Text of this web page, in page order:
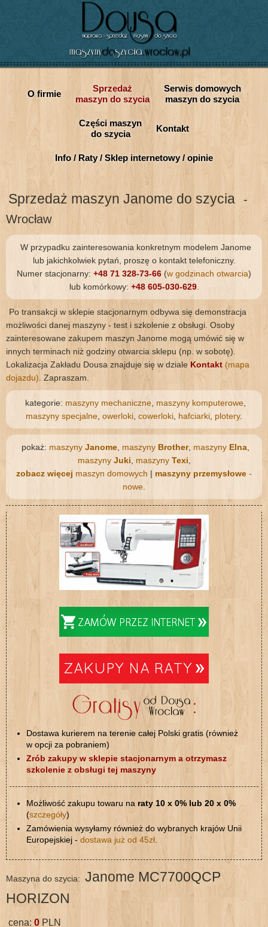
O firmie
Sprzedaż
maszyn do szycia
Serwis domowych
maszyn do szycia
Części maszyn
do szycia
Kontakt
Info / Raty / Sklep internetowy / opinie
Sprzedaż maszyn Janome do szycia
-
Wrocław
W przypadku zainteresowania konkretnym modelem Janome
lub jakichkolwiek pytań, proszę o kontakt telefoniczny.
Numer stacjonarny: +48 71 328-73-66 (w godzinach otwarcia)
lub komórkowy: +48 605-030-629.
Po transakcji w sklepie stacjonarnym odbywa się demonstracja
możliwości danej maszyny - test i szkolenie z obsługi. Osoby
zainteresowane zakupem maszyn Janome mogą umówić się w
innych terminach niż godziny otwarcia sklepu (np. w sobotę).
Lokalizacja Zakładu Dousa znajduje się w dziale Kontakt (mapa
dojazdu) . Zapraszam.
kategorie: maszyny mechaniczne maszyny komputerowe
maszyny specjalne owerloki cowerloki hafciarki plotery.
pokaż: maszyny Janome maszyny Brother, maszyny Elna
maszyny Juki maszyny Texi
zobacz więcej maszyn domowych | maszyny przemysłowe -
nowe
Dostawa kurierem na terenie całej Polski gratis (również
w opcji za pobraniem)
Zrób zakupy w sklepie stacjonarnym a otrzymasz
szkolenie z obsługi tej maszyny
Możliwość zakupu towaru na raty 10 x 0% lub 20 x 0%
(szczegóły)
Zamówienia wysyłamy również do wybranych krajów Unii
Europejskiej - dostawa już od 45zł
Maszyna do szycia: Janome MC7700QCP
HORIZON
cena: 0 PLN